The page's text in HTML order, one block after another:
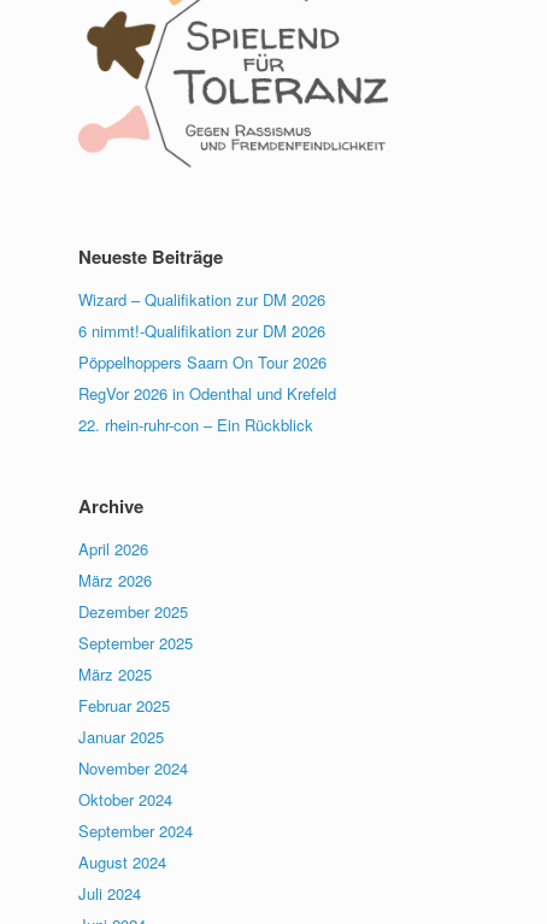
Neueste Beiträge
Wizard – Qualifikation zur DM 2026
6 nimmt!-Qualifikation zur DM 2026
Pöppelhoppers Saarn On Tour 2026
RegVor 2026 in Odenthal und Krefeld
22. rhein-ruhr-con – Ein Rückblick
Archive
April 2026
März 2026
Dezember 2025
September 2025
März 2025
Februar 2025
Januar 2025
November 2024
Oktober 2024
September 2024
August 2024
Juli 2024